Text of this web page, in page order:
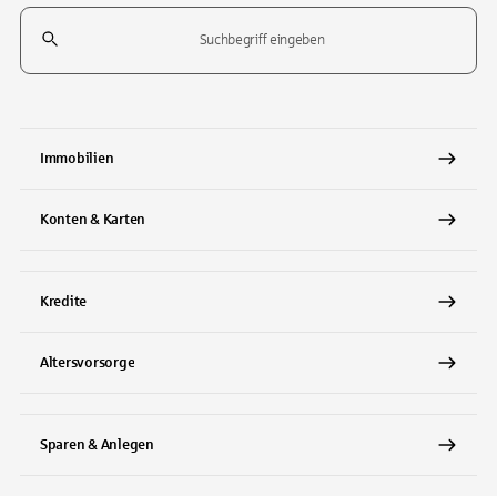
Suchfeld
Immobilien
Konten & Karten
Kredite
Altersvorsorge
Sparen & Anlegen